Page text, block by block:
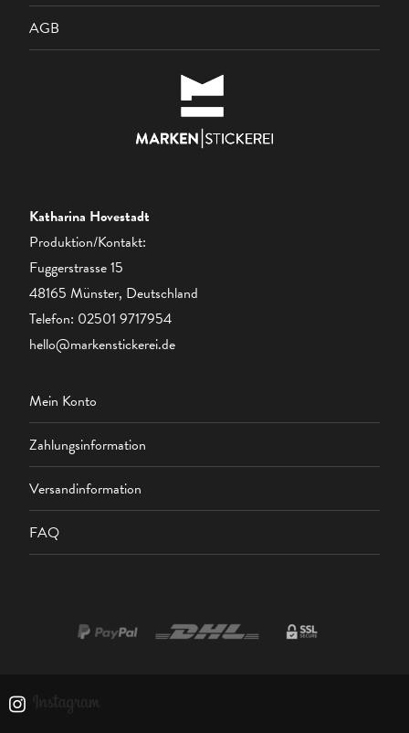
AGB
Katharina Hovestadt
Produktion/Kontakt:
Fuggerstrasse 15
48165 Münster, Deutschland
Telefon: 02501 9717954
hello@markenstickerei.de
Mein Konto
Zahlungsinformation
Versandinformation
FAQ